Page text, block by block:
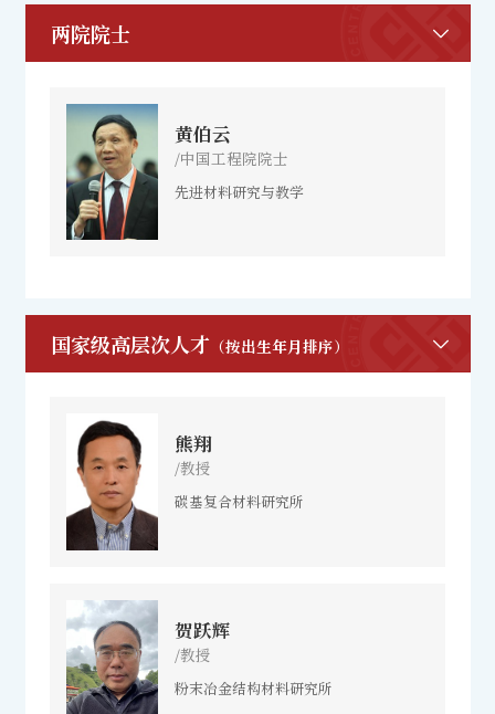
两院院士
黄伯云
/中国工程院院士
先进材料研究与教学
国家级高层次人才 （按出生年月排序）
熊翔
/教授
碳基复合材料研究所
贺跃辉
/教授
粉末冶金结构材料研究所